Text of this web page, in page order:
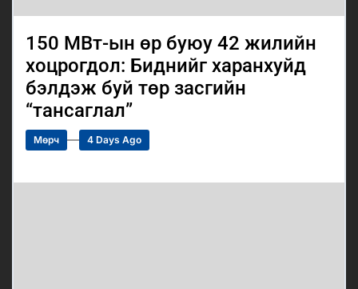
150 МВт-ын өр буюу 42 жилийн
хоцрогдол: Биднийг харанхуйд
бэлдэж буй төр засгийн
“тансаглал”
Мөрч 4 Days Ago